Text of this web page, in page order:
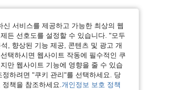
서비스를 제공하고 가능한 최상의 웹
든 선호도를 설정할 수 있습니다. "모두
, 향상된 기능 제공, 콘텐츠 및 광고 개
택하시면 웹사이트 작동에 필수적인 쿠
만 웹사이트 기능에 영향을 줄 수 있습
하려면 "쿠키 관리"를 선택하세요. 당
책을 참조하세요. 개인정보 보호 정책